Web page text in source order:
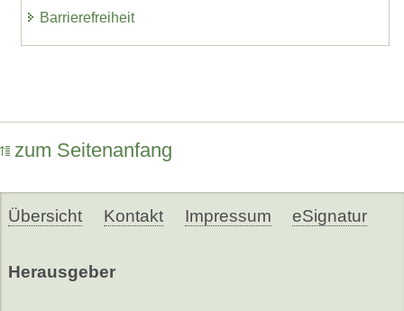
Barrierefreiheit
zum Seitenanfang
Übersicht Kontakt Impressum eSignatur
Herausgeber